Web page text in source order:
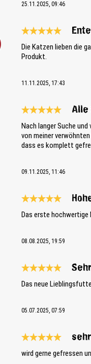
25.11.2025, 09:46
Die Katzen lieben die
Produkt.
11.11.2025, 17:43
Alle
Nach langer Suche
von meiner
dass es komplett
09.11.2025, 11:46
Das erste
08.08.2025, 19:59
Das neue
05.07.2025, 07:59
wird gerne gefressen